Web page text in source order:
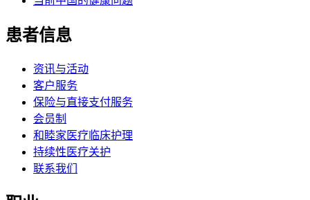
患者信息
资讯与活动
客户服务
保险与直接支付服务
会员制
和睦家医疗临床护理
持续性医疗关护
联系我们